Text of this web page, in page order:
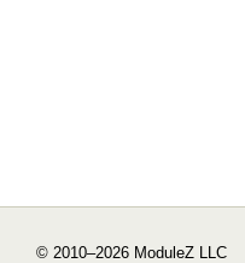
© 2010–2026 ModuleZ LLC